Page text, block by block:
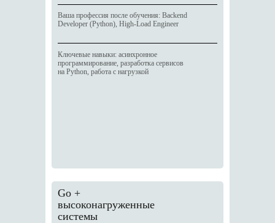
Ваша профессия после обучения: Backend
Developer (Python), High-Load Engineer
Ключевые навыки: асинхронное
программирование, разработка сервисов
на Python, работа с нагрузкой
Go +
высоконагруженные
системы